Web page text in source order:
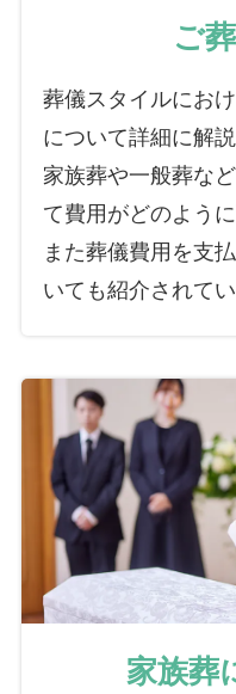
ご
葬儀スタイルにお
について詳細に解説
家族葬や一般葬な
て費用がどのように
また葬儀費用を支
いても紹介されてい
家族葬